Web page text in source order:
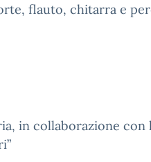
flauto, chitarra e
in collaborazione con